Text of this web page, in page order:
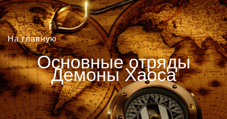
На главную
Основные отряды
Демоны Хаоса